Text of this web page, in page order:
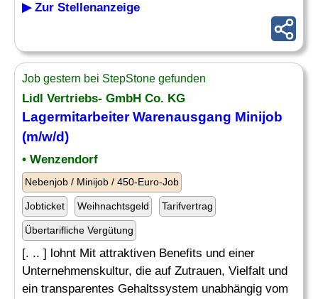
▶ Zur Stellenanzeige
Job gestern bei StepStone gefunden
Lidl Vertriebs- GmbH Co. KG
LagermitarbeiterWarenausgang Minijob
(m/w/d)
• Wenzendorf
Nebenjob / Minijob / 450-Euro-Job
Jobticket Weihnachtsgeld Tarifvertrag
Übertarifliche Vergütung
[. .. ] lohnt Mit attraktiven Benefits und einer
Unternehmenskultur, die auf Zutrauen, Vielfalt und
ein transparentes Gehaltssystem unabhängig vom